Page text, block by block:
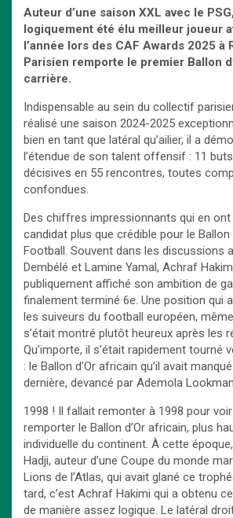
Auteur d’une saison XXL avec le
logiquement été élu meilleur joueur
l’année lors des CAF Awards 2025 à
Parisien remporte le premier Ballon
carrière.
Indispensable au sein du collectif
réalisé une saison 2024-2025
bien en tant que latéral qu’ailier, il a
l’étendue de son talent offensif : 11
décisives en 55 rencontres, toutes
confondues.
Des chiffres impressionnants qui en
candidat plus que crédible pour le Ballon
Football. Souvent dans les discussions
Dembélé et Lamine Yamal, Achraf
publiquement affiché son ambition de
finalement terminé 6e. Une position qui
les suiveurs du football européen,
s’était montré plutôt heureux après les
Qu’importe, il s’était rapidement tourné
: le Ballon d’Or africain qu’il avait
dernière, devancé par Ademola
1998 ! Il fallait remonter à 1998 pour
remporter le Ballon d’Or africain, plus
individuelle du continent. À cette
Hadji, auteur d’une Coupe du monde
Lions de l’Atlas, qui avait glané ce
tard, c’est Achraf Hakimi qui a obtenu
de manière assez logique. Le latéral